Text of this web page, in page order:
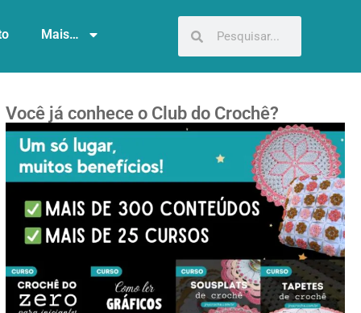
Mais…
Você já conhece o Club do Crochê?